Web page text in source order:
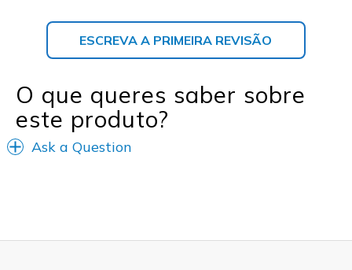
ESCREVA A PRIMEIRA REVISÃO
O que queres saber sobre
este produto?
Ask a Question